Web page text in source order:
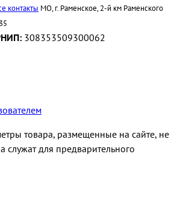
контакты МО, г. Раменское, 2-й км Раменского
308353509300062
товара, размещенные на сайте, не
служат для предварительного